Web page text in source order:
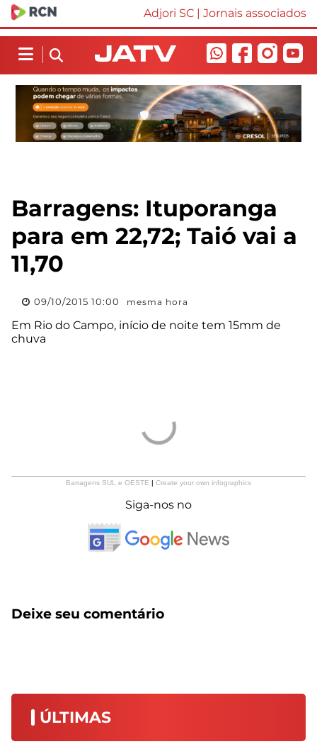
Adjori SC | Jornais associados
Barragens: Ituporanga
para em 22,72; Taió vai a
11,70
09/10/2015 10:00 mesma hora
Em Rio do Campo, início de noite tem 15mm de
chuva
Barragens SUL e OESTE Create your own infographics
Siga-nos no
Deixe seu comentário
ÚLTIMAS